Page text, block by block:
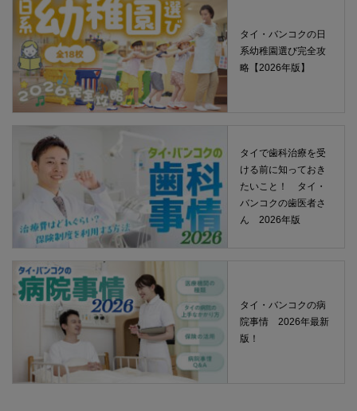
タイ・バンコクの日
系幼稚園選び完全攻
略【2026年版】
タイで歯科治療を受
ける前に知っておき
たいこと！ タイ・
バンコクの歯医者さ
ん 2026年版
タイ・バンコクの病
院事情 2026年最新
版！